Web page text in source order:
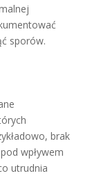
sporów.
brak
wpływem
utrudnia